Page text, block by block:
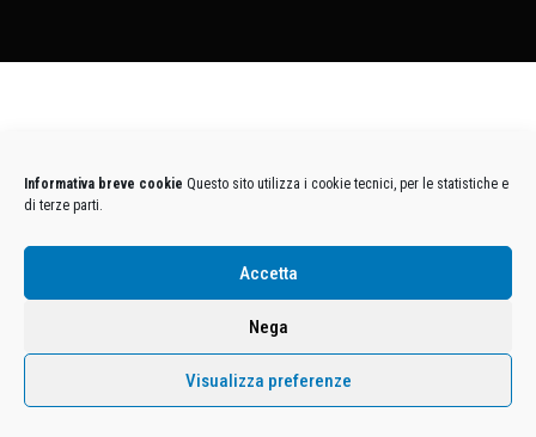
Informativa breve cookie Questo sito utilizza i cookie tecnici, per le statistiche e
di terze parti.
Accetta
Nega
Visualizza preferenze